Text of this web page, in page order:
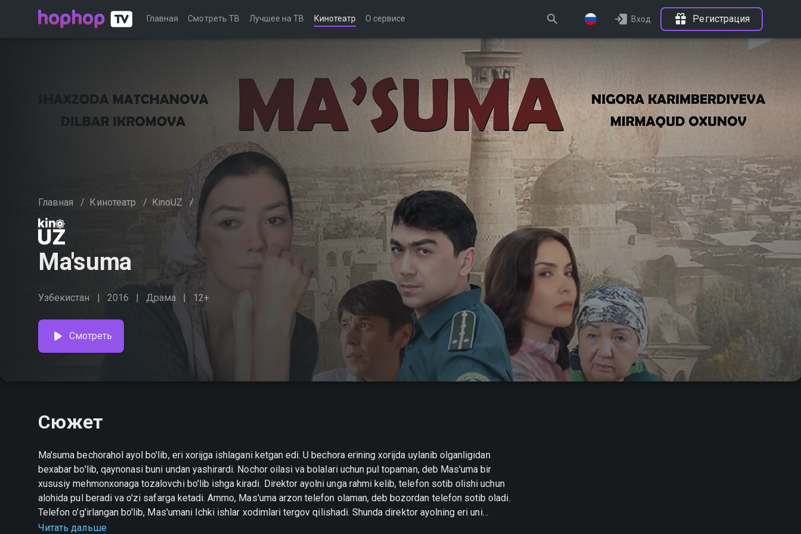
Главная Смотреть ТВ Лучшее на ТВ Кинотеатр О сервисе Вход Регистрация
Главная / Кинотеатр / KinoUZ /
Ma'suma
Узбекистан 2016 Драма 12+
Смотреть
Сюжет
Ma'suma bechorahol ayol bo'lib, eri xorijga ishlagani ketgan edi. U bechora erining xorijda uylanib olganligidan
bexabar bo'lib, qaynonasi buni undan yashirardi. Nochor oilasi va bolalari uchun pul topaman, deb Mas'uma bir
xususiy mehmonxonaga tozalovchi bo'lib ishga kiradi. Direktor ayolni unga rahmi kelib, telefon sotib olishi uchun
alohida pul beradi va o'zi safarga ketadi. Ammo, Mas'uma arzon telefon olaman, deb bozordan telefon sotib oladi.
Telefon o'g'irlangan bo'lib, Mas'umani Ichki ishlar xodimlari tergov qilishadi. Shunda direktor ayolning eri uni
qutqarib qoladi. Unga yaxshi muomala qilib, boshini aylantirib qo'yadi. Mas'uma erkak meni sevib qoldi, deb
Читать дальше